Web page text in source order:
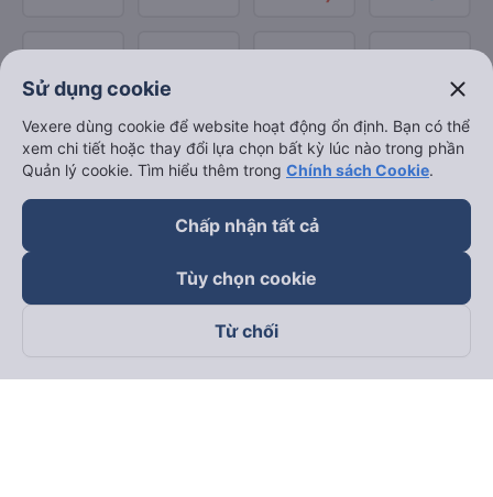
Theo dõi chúng tôi trên
Sử dụng cookie close
Vexere dùng cookie để website hoạt động ổn định. Bạn có thể
xem chi tiết hoặc thay đổi lựa chọn bất kỳ lúc nào trong phần
Quản lý cookie. Tìm hiểu thêm trong Chính sách Cookie.
Chấp nhận tất cả
Tùy chọn cookie
Từ chối